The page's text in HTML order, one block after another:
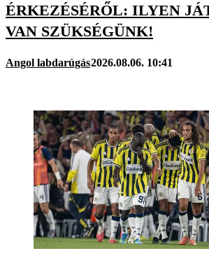
ÉRKEZÉSÉRŐL: ILYEN
VAN SZÜKSÉGÜNK!
Angol labdarúgás2026.08.06. 10:41